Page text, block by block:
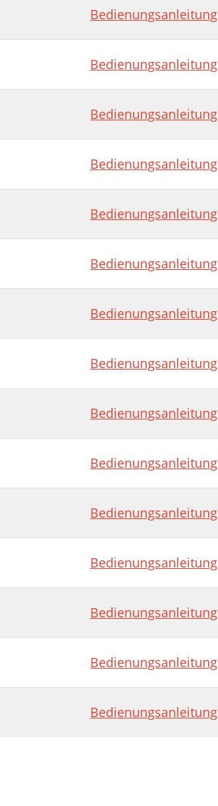
Bedienungsanleitung
Bedienungsanleitung
Bedienungsanleitung
Bedienungsanleitung
Bedienungsanleitung
Bedienungsanleitung
Bedienungsanleitung
Bedienungsanleitung
Bedienungsanleitung
Bedienungsanleitung
Bedienungsanleitung
Bedienungsanleitung
Bedienungsanleitung
Bedienungsanleitung
Bedienungsanleitung